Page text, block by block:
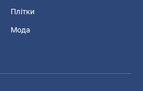
Плітки
Мода